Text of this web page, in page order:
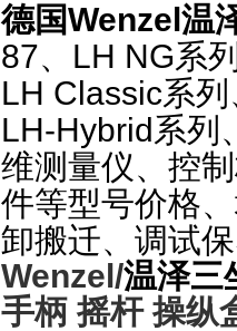
德国Wenzel温
87、LH NG系
LH Classic系
LH-Hybrid系列
维测量仪、控
件等型号价格
卸搬迁、调试
Wenzel/温泽三
手柄 摇杆 操纵